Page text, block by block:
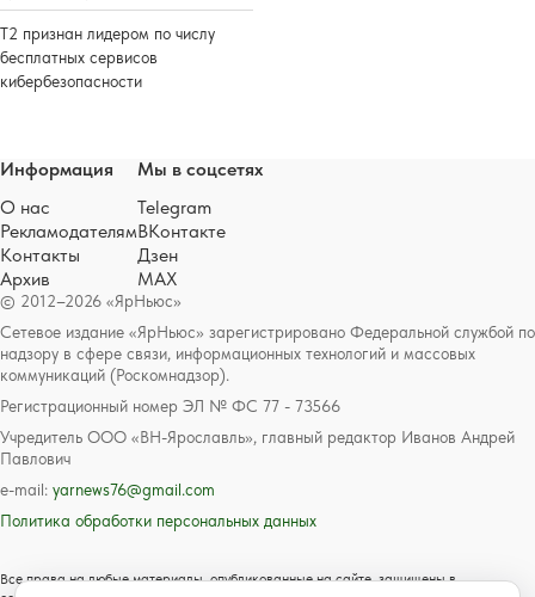
Т2 признан лидером по числу
бесплатных сервисов
кибербезопасности
© 2012–2026 «ЯрНьюс»
Сетевое издание «ЯрНьюс» зарегистрировано Федеральной службой по
надзору в сфере связи, информационных технологий и массовых
коммуникаций (Роскомнадзор).
Регистрационный номер ЭЛ № ФС 77 - 73566
Учредитель ООО «ВН-Ярославль», главный редактор Иванов Андрей
Павлович
e-mail: yarnews76@gmail.com
Политика обработки персональных данных
Все права на любые материалы, опубликованные на сайте, защищены в
Информация
О нас
Рекламодателям
Контакты
Архив
Мы в соцсетях
Telegram
ВКонтакте
Дзен
MAX